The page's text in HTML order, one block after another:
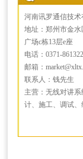
河南讯罗通信技术
地址：郑州市金水
广场c栋13层e座
电话：0371-
邮箱：
联系人：钱先生
主营：无线对讲
计、施工、调试、